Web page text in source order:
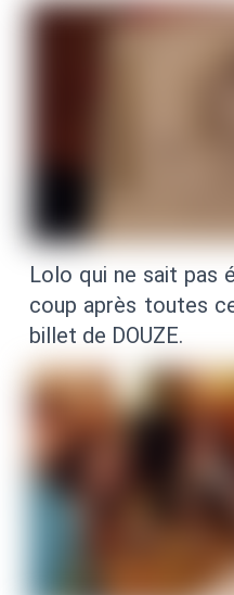
Lolo qui ne sait pas
coup après toutes
billet de DOUZE.